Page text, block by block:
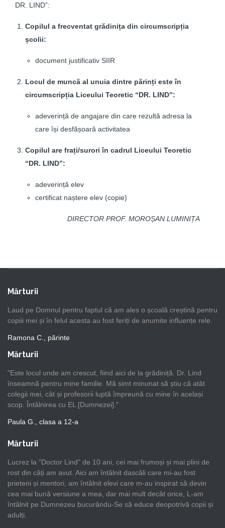
DR. LIND”:
Copilul a frecventat grădinița din circumscripția
școlii:
document justificativ SIIR
Locul de muncă al unuia dintre părinți este în
circumscripția Liceului Teoretic “DR. LIND”:
adeverință de angajare din care rezultă adresa la
care își desfășoară activitatea
Copilul are frați/surori în cadrul Liceului Teoretic
“DR. LIND”:
adeverință elev
certificat naștere elev (copie)
DIRECTOR PROF. MOROȘAN LUMINIȚA
Mărturii
Laud pe Domnul pentru faptul că am ales o școală creștină pentru
copiii mei și în felul acesta au fost feriți de anumite influențe rele.
Ramona C., părinte
Mărturii
"Este locul unde am crescut, fiind aici de la grădiniță. Dr. Lind
înseamnă pentru mine familie. Mă simt minunat să știu că atât
colegii mei, cât și profesorii luptă împreună cu mine în același
scop. Întâlnirea cu EL [Dumnezei]."
Paula G., clasa a 12-a
Mărturii
Lucrez la "Doctor Lind" de 10 ani, cei mai frumoși și mai plini de
rost din câți am avut. Aici am întâlnit dascăli care mi-au fost
prieteni și mentori, am întâlnit elevi care m-au inspirat să devin
cea mai bună versiune a mea, dar mai mult decât orice, L-am
întâlnit pe Dumnezeu bucurându-Se să educe deopotrivă copii și
adulți.